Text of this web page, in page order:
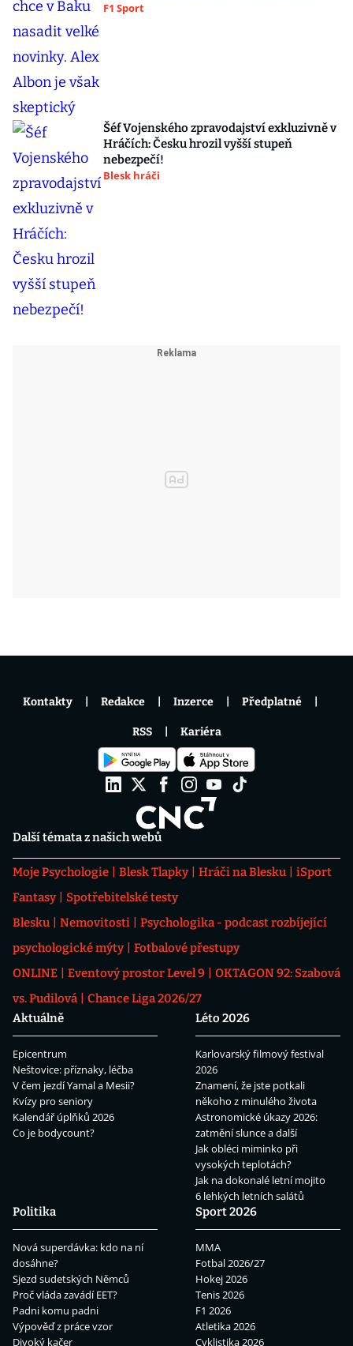
F1 Sport
Šéf Vojenského zpravodajství exkluzivně v
Hráčích: Česku hrozil vyšší stupeň
nebezpečí!
Blesk hráči
Další témata z našich webů
Moje Psychologie Blesk Tlapky Hráči na Blesku
iSport
Fantasy
Spotřebitelské testy
Blesku
Nemovitosti
Psychologika - podcast rozbíjející
psychologické mýty
Fotbalové přestupy
ONLINE
Eventový prostor Level 9
OKTAGON 92: Szabová
vs. Pudilová
Chance Liga 2026/27
Aktuálně
Epicentrum
Neštovice: příznaky, léčba
V čem jezdí Yamal a Mesii?
Kvízy pro seniory
Kalendář úplňků 2026
Co je bodycount?
Léto 2026
Karlovarský filmový festival
2026
Znamení, že jste potkali
někoho z minulého života
Astronomické úkazy 2026:
zatmění slunce a další
Jak obléci miminko při
vysokých teplotách?
Jak na dokonalé letní mojito
6 lehkých letních salátů
Politika
Nová superdávka: kdo na ní
dosáhne?
Sjezd sudetských Němců
Proč vláda zavádí EET?
Padni komu padni
Výpověď z práce vzor
Divoký kačer
Sport 2026
MMA
Fotbal 2026/27
Hokej 2026
Tenis 2026
F1 2026
Atletika 2026
Cyklistika 2026
Kontakty Redakce Inzerce Předplatné
RSS Kariéra